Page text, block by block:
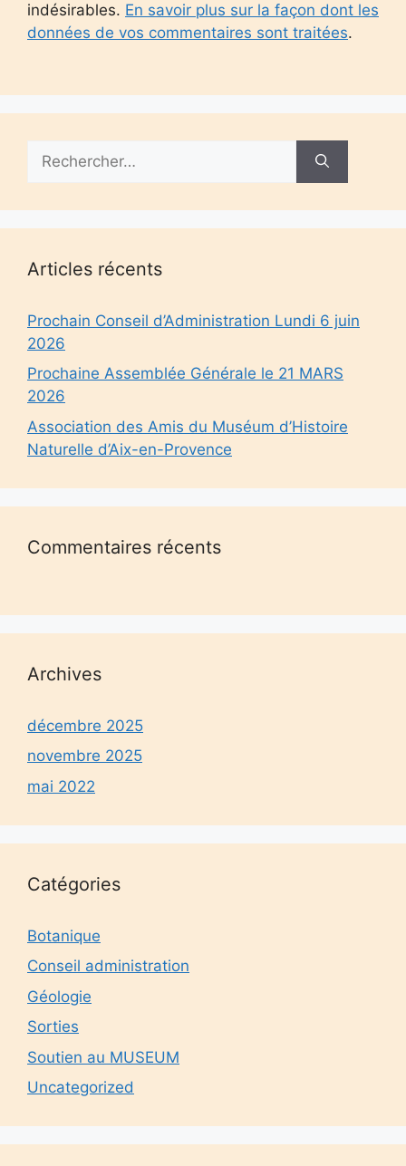
indésirables. En savoir plus sur la façon dont les
données de vos commentaires sont traitées.
Articles récents
Prochain Conseil d’Administration Lundi 6 juin
2026
Prochaine Assemblée Générale le 21 MARS
2026
Association des Amis du Muséum d’Histoire
Naturelle d’Aix-en-Provence
Commentaires récents
Archives
décembre 2025
novembre 2025
mai 2022
Catégories
Botanique
Conseil administration
Géologie
Sorties
Soutien au MUSEUM
Uncategorized